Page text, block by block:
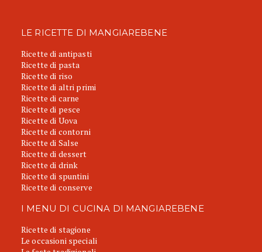
LE RICETTE DI MANGIAREBENE
Ricette di antipasti
Ricette di pasta
Ricette di riso
Ricette di altri primi
Ricette di carne
Ricette di pesce
Ricette di Uova
Ricette di contorni
Ricette di Salse
Ricette di dessert
Ricette di drink
Ricette di spuntini
Ricette di conserve
I MENU DI CUCINA DI MANGIAREBENE
Ricette di stagione
Le occasioni speciali